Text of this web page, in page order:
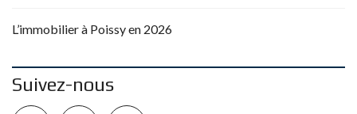
L’immobilier à Poissy en 2026
Suivez-nous